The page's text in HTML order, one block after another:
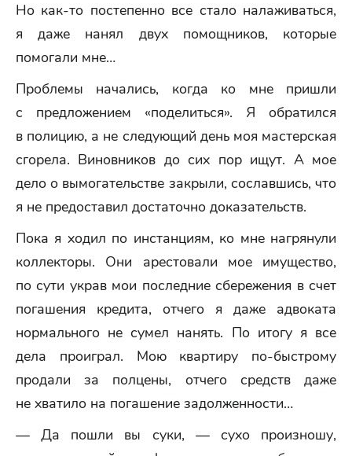
Но как-то постепенно все стало налаживаться,
я даже нанял двух помощников, которые
помогали мне…
Проблемы начались, когда ко мне пришли
с предложением «поделиться». Я обратился
в полицию, а не следующий день моя мастерская
сгорела. Виновников до сих пор ищут. А мое
дело о вымогательстве закрыли, сославшись, что
я не предоставил достаточно доказательств.
Пока я ходил по инстанциям, ко мне нагрянули
коллекторы. Они арестовали мое имущество,
по сути украв мои последние сбережения в счет
погашения кредита, отчего я даже адвоката
нормального не сумел нанять. По итогу я все
дела проиграл. Мою квартиру по-быстрому
продали за полцены, отчего средств даже
не хватило на погашение задолженности…
— Да пошли вы суки, — сухо произношу,